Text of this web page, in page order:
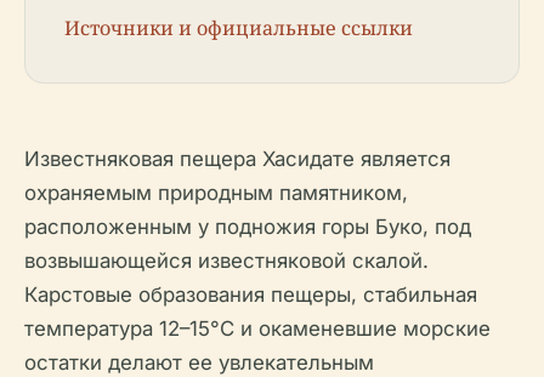
Источники и официальные ссылки
Известняковая пещера Хасидате является
охраняемым природным памятником,
расположенным у подножия горы Буко, под
возвышающейся известняковой скалой.
Карстовые образования пещеры, стабильная
температура 12–15°C и окаменевшие морские
остатки делают ее увлекательным